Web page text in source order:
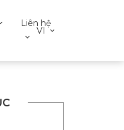
Liên hệ
VI